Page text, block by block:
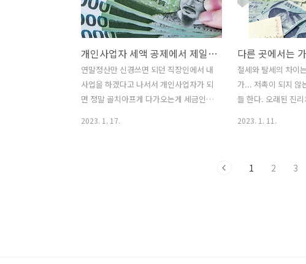
니다YOUTUBE STUDIO가 아닌,
YOUTUBE앱으로 들어가서계정 → 내 채
널 → SHORTS → 헤당 쇼츠의 점 세개
→ 수정을 클릭하면 아래와 같은 화면이
나옵니다.아래에서 연필 버튼을 클릭하면
원하는 썸네일로 수정할 수 있습니다. 하
지만, 저의 경우는 끝까지 없었습니다.연
인..
너무나 확연하게 나
었는데 그냥 혼자
던 것 같다. 내가 위
성과는 판매자중
0.001%에 들어올
이제는 현실을 자각
있어서는 안되는 상
개인사업자 세액 공제에서 제일 먼저 해야할 일
연말정산만 신경쓰면 되던 직장인에서 내
사업을 하겠다고 나서서 개인사업자가 되
면 정말 골치아프게 다가오는게 세금인데
2023. 1. 17.
절세와 탈세의 차이
가... 저촉이 되지 않
들 한다. 오래된 진
웃긴게.. 이런 법을
2023. 1. 11.
1 2 3